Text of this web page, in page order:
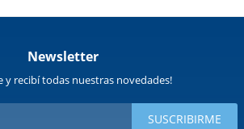
Newsletter
y recibí todas nuestras novedades!
SUSCRIBIRME